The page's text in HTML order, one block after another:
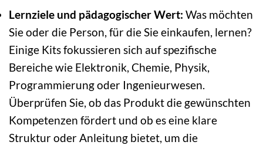
Lernziele und pädagogischer Wert: Was möchten
Sie oder die Person, für die Sie einkaufen, lernen?
Einige Kits fokussieren sich auf spezifische
Bereiche wie Elektronik, Chemie, Physik,
Programmierung oder Ingenieurwesen.
Überprüfen Sie, ob das Produkt die gewünschten
Kompetenzen fördert und ob es eine klare
Struktur oder Anleitung bietet, um die